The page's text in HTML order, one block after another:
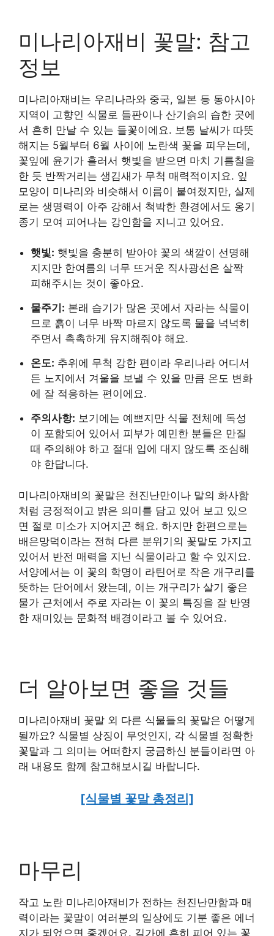
미나리아재비 꽃말: 참고
정보
미나리아재비는 우리나라와 중국, 일본 등 동아시아
지역이 고향인 식물로 들판이나 산기슭의 습한 곳에
서 흔히 만날 수 있는 들꽃이에요. 보통 날씨가 따뜻
해지는 5월부터 6월 사이에 노란색 꽃을 피우는데,
꽃잎에 윤기가 흘러서 햇빛을 받으면 마치 기름칠을
한 듯 반짝거리는 생김새가 무척 매력적이지요. 잎
모양이 미나리와 비슷해서 이름이 붙여졌지만, 실제
로는 생명력이 아주 강해서 척박한 환경에서도 옹기
종기 모여 피어나는 강인함을 지니고 있어요.
햇빛: 햇빛을 충분히 받아야 꽃의 색깔이 선명해
지지만 한여름의 너무 뜨거운 직사광선은 살짝
피해주시는 것이 좋아요.
물주기: 본래 습기가 많은 곳에서 자라는 식물이
므로 흙이 너무 바짝 마르지 않도록 물을 넉넉히
주면서 촉촉하게 유지해줘야 해요.
온도: 추위에 무척 강한 편이라 우리나라 어디서
든 노지에서 겨울을 보낼 수 있을 만큼 온도 변화
에 잘 적응하는 편이에요.
주의사항: 보기에는 예쁘지만 식물 전체에 독성
이 포함되어 있어서 피부가 예민한 분들은 만질
때 주의해야 하고 절대 입에 대지 않도록 조심해
야 한답니다.
미나리아재비의 꽃말은 천진난만이나 말의 화사함
처럼 긍정적이고 밝은 의미를 담고 있어 보고 있으
면 절로 미소가 지어지곤 해요. 하지만 한편으로는
배은망덕이라는 전혀 다른 분위기의 꽃말도 가지고
있어서 반전 매력을 지닌 식물이라고 할 수 있지요.
서양에서는 이 꽃의 학명이 라틴어로 작은 개구리를
뜻하는 단어에서 왔는데, 이는 개구리가 살기 좋은
물가 근처에서 주로 자라는 이 꽃의 특징을 잘 반영
한 재미있는 문화적 배경이라고 볼 수 있어요.
더 알아보면 좋을 것들
미나리아재비 꽃말 외 다른 식물들의 꽃말은 어떻게
될까요? 식물별 상징이 무엇인지, 각 식물별 정확한
꽃말과 그 의미는 어떠한지 궁금하신 분들이라면 아
래 내용도 함께 참고해보시길 바랍니다.
[식물별 꽃말 총정리]
마무리
작고 노란 미나리아재비가 전하는 천진난만함과 매
력이라는 꽃말이 여러분의 일상에도 기분 좋은 에너
지가 되었으면 좋겠어요. 길가에 흔히 피어 있는 꽃